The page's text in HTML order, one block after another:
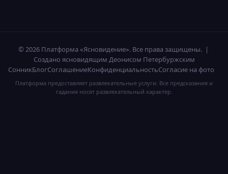
© 2026 Платформа «Ясновидение». Все права защищены. |
Создано ясновидящим Деонисом Петербуржским
СонникБлогСоглашениеКонфиденциальностьСогласие на фото
Платформа предоставляет развлекательные услуги. Все предсказания и
гадания носят развлекательный характер.